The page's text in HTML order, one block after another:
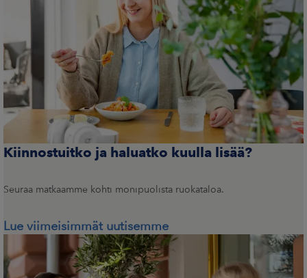
Kiinnostuitko ja haluatko kuulla lisää?
Seuraa matkaamme kohti monipuolista ruokataloa.
Lue viimeisimmät uutisemme